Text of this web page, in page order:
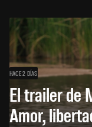
HACE 2 DÍAS
El trailer de
Amor,